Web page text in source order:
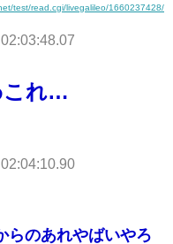
test/read.cgi/livegalileo/1660237428/
これ…
らのあれやばいやろ